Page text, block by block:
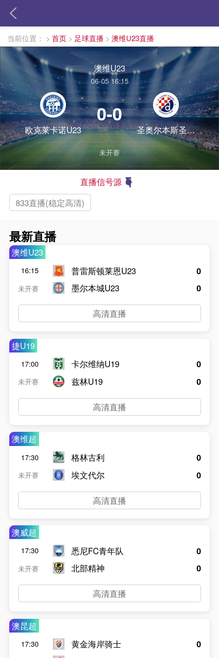
当前位置： > 首页 > 足球直播 > 澳维U23直播
澳维U23
06-05 16:15
欧克莱卡诺U23
0-0
圣奥尔本斯圣特斯U23
未开赛
直播信号源
833直播(稳定高清)
最新直播
澳维U23
16:15
未开赛
普雷斯顿莱恩U23
墨尔本城U23
0
0
高清直播
捷U19
17:00
未开赛
卡尔维纳U19
兹林U19
0
0
高清直播
澳维超
17:30
未开赛
格林古利
埃文代尔
0
0
高清直播
澳威超
17:30
未开赛
悉尼FC青年队
北部精神
0
0
高清直播
澳昆超
17:30
黄金海岸骑士
0